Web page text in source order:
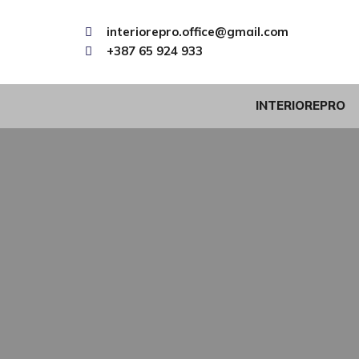
interiorepro.office@gmail.com
+387 65 924 933
INTERIOREPRO